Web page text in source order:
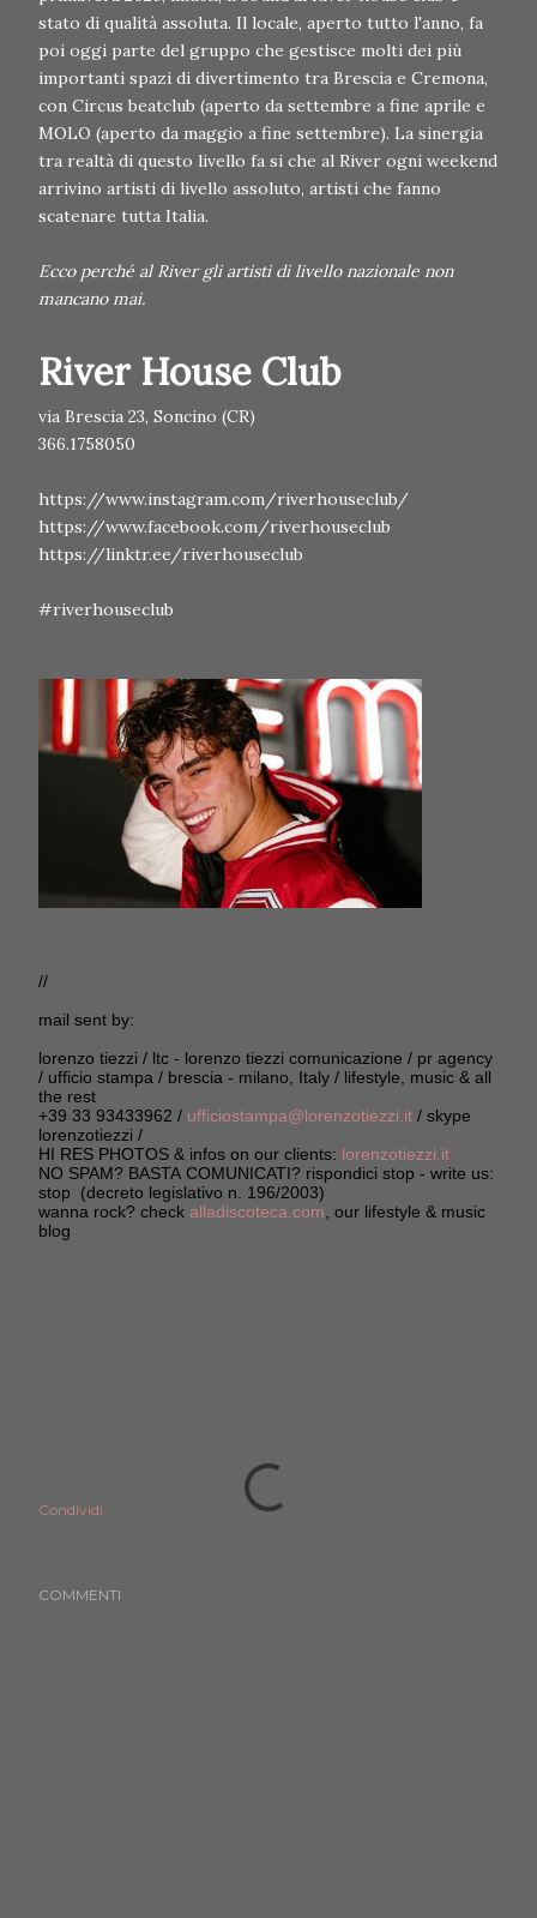
stato di qualità assoluta. Il locale, aperto tutto l'anno, fa
poi oggi parte del gruppo che gestisce molti dei più
importanti spazi di divertimento tra Brescia e Cremona,
con Circus beatclub (aperto da settembre a fine aprile e
MOLO (aperto da maggio a fine settembre). La sinergia
tra realtà di questo livello fa si che al River ogni weekend
arrivino artisti di livello assoluto, artisti che fanno
scatenare tutta Italia.
Ecco perché al River gli artisti di livello nazionale non
mancano mai.
River House Club
via Brescia 23, Soncino (CR)
366.1758050
https://www.instagram.com/riverhouseclub/
https://www.facebook.com/riverhouseclub
https://linktr.ee/riverhouseclub
#riverhouseclub
//
mail sent by:
lorenzo tiezzi / ltc - lorenzo tiezzi comunicazione / pr agency
/ ufficio stampa / brescia - milano, Italy / lifestyle, music & all
the rest
+39 33 93433962 / ufficiostampa@lorenzotiezzi.it / skype
lorenzotiezzi /
HI RES PHOTOS & infos on our clients: lorenzotiezzi.it
NO SPAM? BASTA COMUNICATI? rispondici stop - write us:
stop (decreto legislativo n. 196/2003)
wanna rock? check alladiscoteca.com , our lifestyle & music
blog
Condividi
COMMENTI